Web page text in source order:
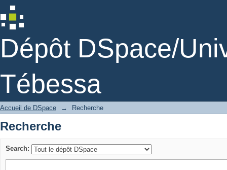
Dépôt DSpace/
Tébessa
Recherche
Accueil de DSpace → Recherche
Recherche
Search: